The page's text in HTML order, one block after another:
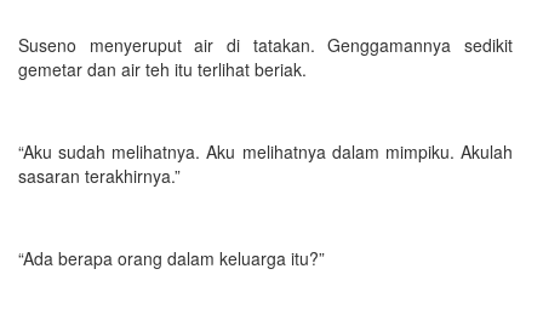
Suseno menyeruput air di tatakan. Genggamannya sedikit
gemetar dan air teh itu terlihat beriak.
“Aku sudah melihatnya. Aku melihatnya dalam mimpiku. Akulah
sasaran terakhirnya.”
“Ada berapa orang dalam keluarga itu?”